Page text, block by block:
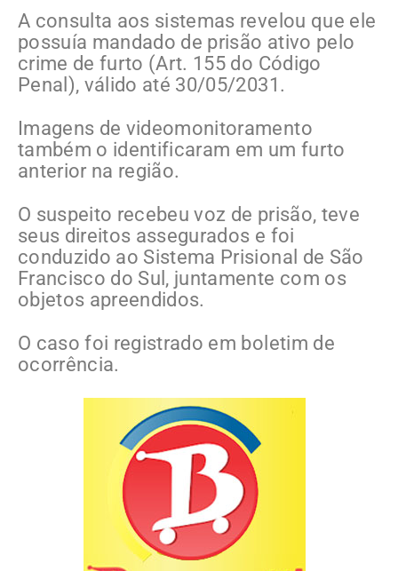
A consulta aos sistemas revelou que ele
possuía mandado de prisão ativo pelo
crime de furto (Art. 155 do Código
Penal), válido até 30/05/2031.
Imagens de videomonitoramento
também o identificaram em um furto
anterior na região.
O suspeito recebeu voz de prisão, teve
seus direitos assegurados e foi
conduzido ao Sistema Prisional de São
Francisco do Sul, juntamente com os
objetos apreendidos.
O caso foi registrado em boletim de
ocorrência.